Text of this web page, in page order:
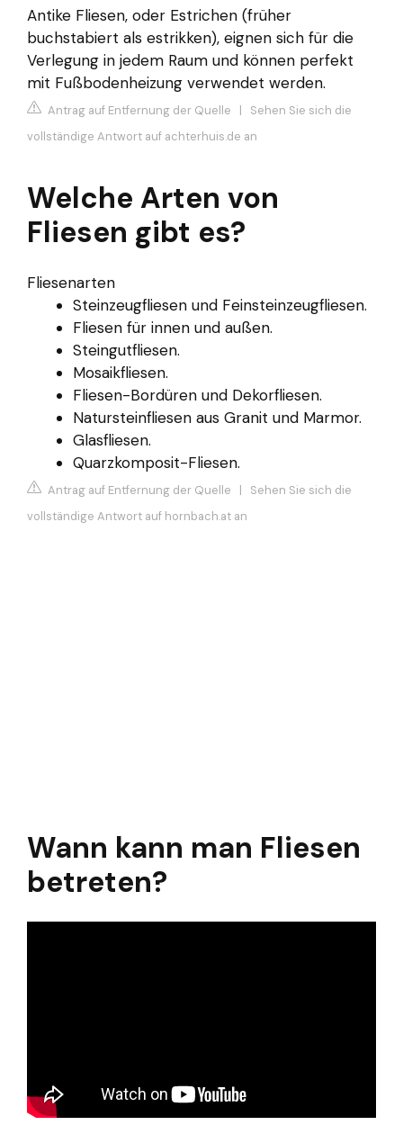
Antike Fliesen, oder Estrichen (früher
buchstabiert als estrikken), eignen sich für die
Verlegung in jedem Raum und können perfekt
mit Fußbodenheizung verwendet werden.
Antrag auf Entfernung der Quelle | Sehen Sie sich die
vollständige Antwort auf achterhuis.de an
Welche Arten von
Fliesen gibt es?
Fliesenarten
Steinzeugfliesen und Feinsteinzeugfliesen.
Fliesen für innen und außen.
Steingutfliesen.
Mosaikfliesen.
Fliesen-Bordüren und Dekorfliesen.
Natursteinfliesen aus Granit und Marmor.
Glasfliesen.
Quarzkomposit-Fliesen.
Antrag auf Entfernung der Quelle | Sehen Sie sich die
vollständige Antwort auf hornbach.at an
Wann kann man Fliesen
betreten?